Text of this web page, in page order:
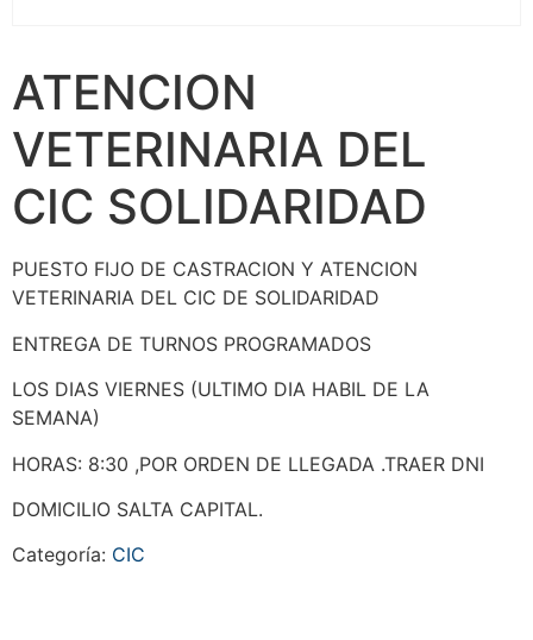
ATENCION
VETERINARIA DEL
CIC SOLIDARIDAD
PUESTO FIJO DE CASTRACION Y ATENCION
VETERINARIA DEL CIC DE SOLIDARIDAD
ENTREGA DE TURNOS PROGRAMADOS
LOS DIAS VIERNES (ULTIMO DIA HABIL DE LA
SEMANA)
HORAS: 8:30 ,POR ORDEN DE LLEGADA .TRAER DNI
DOMICILIO SALTA CAPITAL.
Categoría: CIC